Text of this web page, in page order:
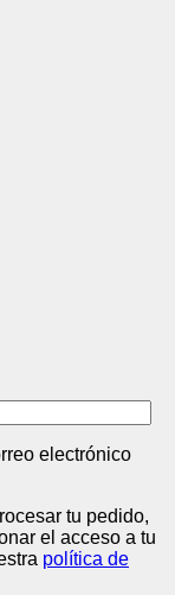
electrónico
tu pedido,
el acceso a tu
política de